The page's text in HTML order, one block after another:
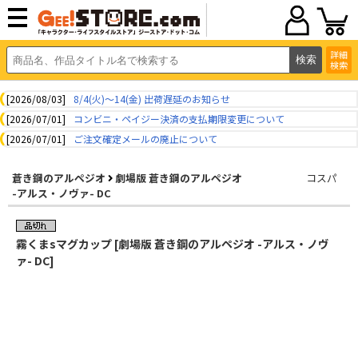
詳細
検索
[2026/08/03]
8/4(火)～14(金) 出荷遅延のお知らせ
[2026/07/01]
コンビニ・ペイジー決済の支払期限変更について
[2026/07/01]
ご注文確定メールの廃止について
蒼き鋼のアルペジオ
劇場版 蒼き鋼のアルペジオ
-アルス・ノヴァ- DC
コスパ
霧くまsマグカップ [劇場版 蒼き鋼のアルペジオ -アルス・ノヴ
ァ- DC]